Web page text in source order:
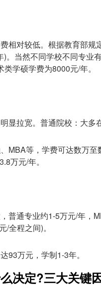
相对较低。根据教育部
。当然不同学校不同专业
学硕学费为8000元/年。
显拉宽。普通院校：大
MBA等，学费可达数万
万元/年。
普通专业约1-5万元/年，
全程之间)。
93万元，学制1-3年。
决定?三大关键